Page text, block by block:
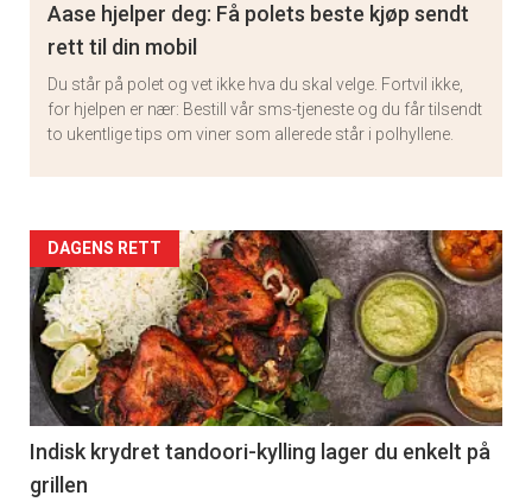
Aase hjelper deg: Få polets beste kjøp sendt
rett til din mobil
Du står på polet og vet ikke hva du skal velge. Fortvil ikke,
for hjelpen er nær: Bestill vår sms-tjeneste og du får tilsendt
to ukentlige tips om viner som allerede står i polhyllene.
Artikler
detail
-
section
11
DAGENS RETT
Indisk krydret tandoori-kylling lager du enkelt på
grillen